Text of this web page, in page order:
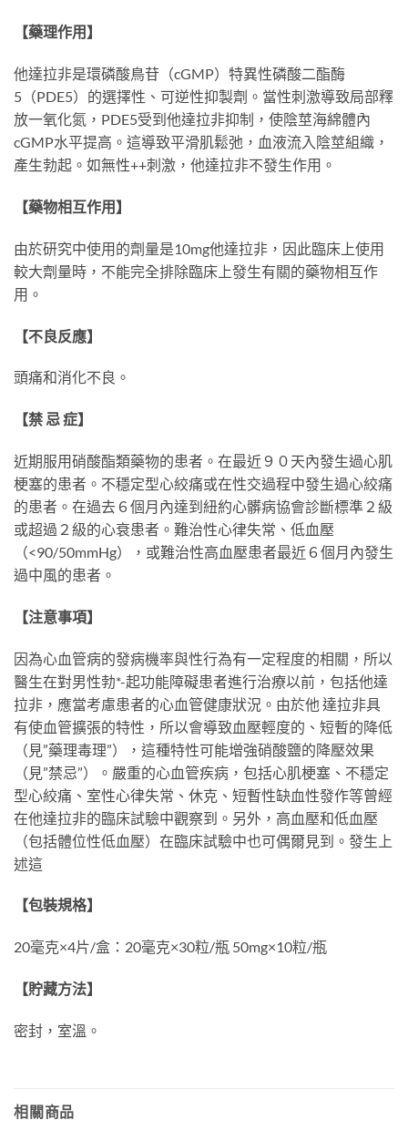
【藥理作用】
他達拉非是環磷酸鳥苷（cGMP）特異性磷酸二酯酶
5（PDE5）的選擇性、可逆性抑製劑。當性刺激導致局部釋
放一氧化氮，PDE5受到他達拉非抑制，使陰莖海綿體內
cGMP水平提高。這導致平滑肌鬆弛，血液流入陰莖組織，
產生勃起。如無性++刺激，他達拉非不發生作用。
【藥物相互作用】
由於研究中使用的劑量是10mg他達拉非，因此臨床上使用
較大劑量時，不能完全排除臨床上發生有關的藥物相互作
用。
【不良反應】
頭痛和消化不良。
【禁 忌 症】
近期服用硝酸酯類藥物的患者。在最近９０天內發生過心肌
梗塞的患者。不穩定型心絞痛或在性交過程中發生過心絞痛
的患者。在過去６個月內達到紐約心髒病協會診斷標準２級
或超過２級的心衰患者。難治性心律失常、低血壓
（<90/50mmHg），或難治性高血壓患者最近６個月內發生
過中風的患者。
【注意事項】
因為心血管病的發病機率與性行為有一定程度的相關，所以
醫生在對男性勃*-起功能障礙患者進行治療以前，包括他達
拉非，應當考慮患者的心血管健康狀況。由於他 達拉非具
有使血管擴張的特性，所以會導致血壓輕度的、短暫的降低
（見”藥理毒理”），這種特性可能增強硝酸鹽的降壓效果
（見”禁忌”）。嚴重的心血管疾病，包括心肌梗塞、不穩定
型心絞痛、室性心律失常、休克、短暫性缺血性發作等曾經
在他達拉非的臨床試驗中觀察到。另外，高血壓和低血壓
（包括體位性低血壓）在臨床試驗中也可偶爾見到。發生上
述這
【包裝規格】
20毫克×4片/盒：20毫克×30粒/瓶 50mg×10粒/瓶
【貯藏方法】
密封，室溫。
相關商品